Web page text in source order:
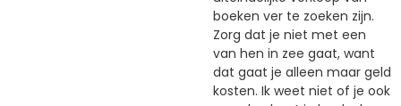
boeken ver te zoeken zijn.
Zorg dat je niet met een
van hen in zee gaat, want
dat gaat je alleen maar geld
kosten. Ik weet niet of je ook